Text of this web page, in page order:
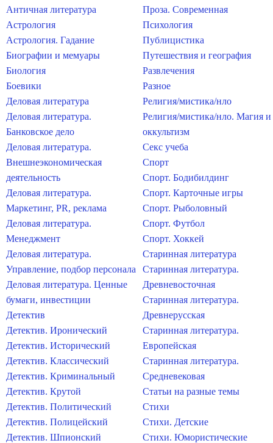
Античная литература
Астрология
Астрология. Гадание
Биографии и мемуары
Биология
Боевики
Деловая литература
Деловая литература.
Банковское дело
Деловая литература.
Внешнеэкономическая
деятельность
Деловая литература.
Маркетинг, PR, реклама
Деловая литература.
Менеджмент
Деловая литература.
Управление, подбор персонала
Деловая литература. Ценные
бумаги, инвестиции
Детектив
Детектив. Иронический
Детектив. Исторический
Детектив. Классический
Детектив. Криминальный
Детектив. Крутой
Детектив. Политический
Детектив. Полицейский
Детектив. Шпионский
Проза. Современная
Психология
Публицистика
Путешествия и география
Развлечения
Разное
Религия/мистика/нло
Религия/мистика/нло. Магия и
оккультизм
Секс учеба
Спорт
Спорт. Бодибилдинг
Спорт. Карточные игры
Спорт. Рыболовный
Спорт. Футбол
Спорт. Хоккей
Старинная литература
Старинная литература.
Древневосточная
Старинная литература.
Древнерусская
Старинная литература.
Европейская
Старинная литература.
Средневековая
Статьи на разные темы
Стихи
Стихи. Детские
Стихи. Юмористические